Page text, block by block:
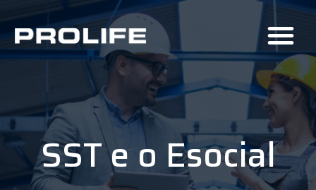
SST e o Esocial